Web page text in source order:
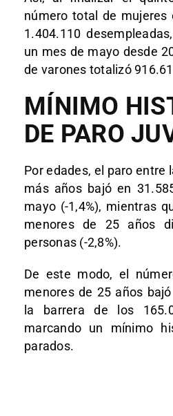
número total de mujeres
1.404.110
un mes de mayo desde
de varones totalizó
MÍNIMO
DE PARO
Por edades, el paro entre
más años bajó en
mayo (-1,4%), mientras
menores de 25 años
personas (-2,8%).
De este modo, el
menores de 25 años
la barrera de los
marcando un mínimo
parados.